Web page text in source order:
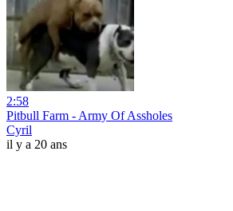
2:58
Pitbull Farm - Army Of Assholes
Cyril
il y a 20 ans